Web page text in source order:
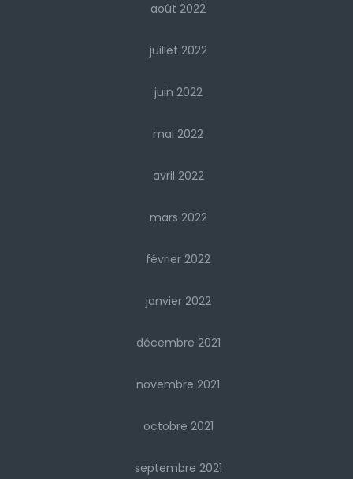
août 2022
juillet 2022
juin 2022
mai 2022
avril 2022
mars 2022
février 2022
janvier 2022
décembre 2021
novembre 2021
octobre 2021
septembre 2021